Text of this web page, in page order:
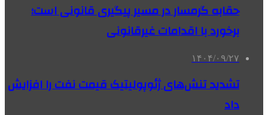
حقابه گرمسار در مسیر پیگیری قانونی است؛
برخورد با اقدامات غیرقانونی
۱۴۰۴/۰۹/۲۷
تشدید تنش‌های ژئوپولیتیک قیمت نفت را افزایش
داد